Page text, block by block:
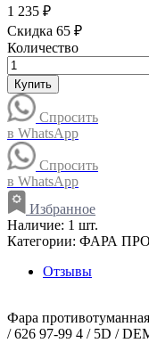
1 235 ₽
Скидка 65 ₽
Количество
Купить
Спросить
в WhatsApp
Спросить
в WhatsApp
Избранное
Наличие: 1 шт.
Категории: ФАРА
Отзывы
Фара
/ 626 97-99 4 / 5D /